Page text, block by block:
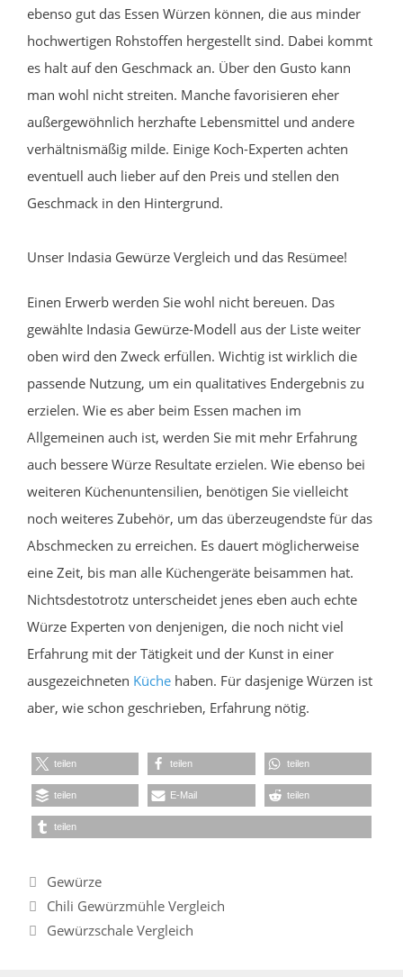
ebenso gut das Essen Würzen können, die aus minder
hochwertigen Rohstoffen hergestellt sind. Dabei kommt
es halt auf den Geschmack an. Über den Gusto kann
man wohl nicht streiten. Manche favorisieren eher
außergewöhnlich herzhafte Lebensmittel und andere
verhältnismäßig milde. Einige Koch-Experten achten
eventuell auch lieber auf den Preis und stellen den
Geschmack in den Hintergrund.
Unser Indasia Gewürze Vergleich und das Resümee!
Einen Erwerb werden Sie wohl nicht bereuen. Das
gewählte Indasia Gewürze-Modell aus der Liste weiter
oben wird den Zweck erfüllen. Wichtig ist wirklich die
passende Nutzung, um ein qualitatives Endergebnis zu
erzielen. Wie es aber beim Essen machen im
Allgemeinen auch ist, werden Sie mit mehr Erfahrung
auch bessere Würze Resultate erzielen. Wie ebenso bei
weiteren Küchenuntensilien, benötigen Sie vielleicht
noch weiteres Zubehör, um das überzeugendste für das
Abschmecken zu erreichen. Es dauert möglicherweise
eine Zeit, bis man alle Küchengeräte beisammen hat.
Nichtsdestotrotz unterscheidet jenes eben auch echte
Würze Experten von denjenigen, die noch nicht viel
Erfahrung mit der Tätigkeit und der Kunst in einer
ausgezeichneten Küche haben. Für dasjenige Würzen ist
aber, wie schon geschrieben, Erfahrung nötig.
teilen teilen teilen
teilen E-Mail teilen
teilen
Kategorien
Gewürze
Chili Gewürzmühle Vergleich
Gewürzschale Vergleich